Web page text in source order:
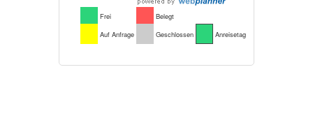
Frei
Belegt
Auf Anfrage
Geschlossen Anreisetag